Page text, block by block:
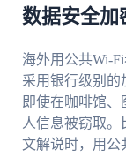
数据安全加
海外用公共Wi-
采用银行级别的
即使在咖啡馆
人信息被窃取。
文解说时，用公